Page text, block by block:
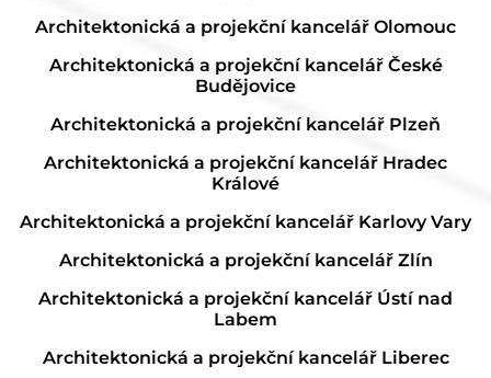
Architektonická a projekční kancelář Olomouc
Architektonická a projekční kancelář České
Budějovice
Architektonická a projekční kancelář Plzeň
Architektonická a projekční kancelář Hradec
Králové
Architektonická a projekční kancelář Karlovy Vary
Architektonická a projekční kancelář Zlín
Architektonická a projekční kancelář Ústí nad
Labem
Architektonická a projekční kancelář Liberec